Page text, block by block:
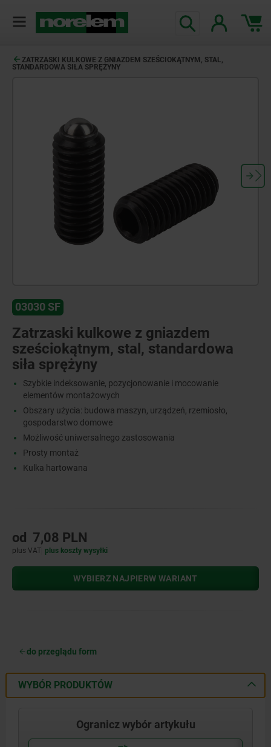
ZATRZASKI KULKOWE Z GNIAZDEM SZEŚCIOKĄTNYM, STAL,
STANDARDOWA SIŁA SPRĘŻYNY
03030 SF
Zatrzaski kulkowe z gniazdem
sześciokątnym, stal, standardowa
siła sprężyny
Szybkie indeksowanie, pozycjonowanie i mocowanie
elementów montażowych
Obszary użycia: budowa maszyn, urządzeń, rzemiosło,
gospodarstwo domowe
Możliwość uniwersalnego zastosowania
Prosty montaż
Kulka hartowana
od 7,08 PLN
plus VAT plus koszty wysyłki
WYBIERZ NAJPIERW WARIANT
do przeglądu form
WYBÓR PRODUKTÓW
Ogranicz wybór artykułu